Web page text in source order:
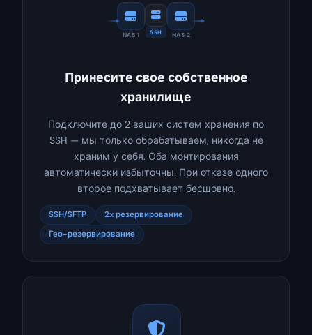
NAS 1 SSH NAS 2
Принесите свое собственное
хранилище
Подключите до 2 ваших систем хранения по
SSH — мы только обрабатываем, никогда не
храним у себя. Оба монтирования
автоматически избыточны. При отказе одного
второе подхватывает бесшовно.
SSH/SFTP
2x резервирование
Гео-резервирование